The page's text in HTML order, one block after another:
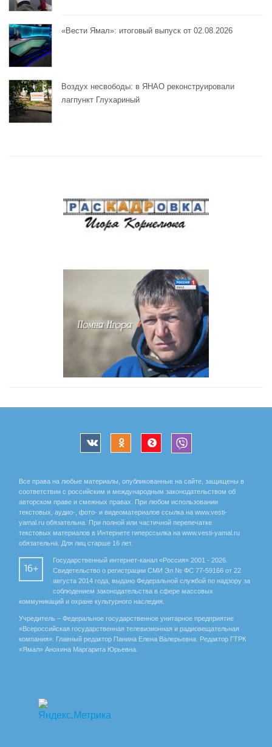
«Вести Ямал»: итоговый выпуск от 02.08.2026
Воздух несвободы: в ЯНАО реконструировали
лагпункт Глухариный
Все права на любые материалы, опубликованные на сайте, защищены в
соответствии с российским и международным законодательством об
авторском праве и смежных правах. При любом использовании
текстовых, аудио-, фото- и видеоматериалов ссылка на www.vesti-
yamal.ru обязательна. При полной или частичной перепечатке
текстовых материалов в Интернете гиперссылка на www.vesti-yamal.ru
обязательна. Для лиц старше 16 лет.
16+
Государственный интернет-канал «Россия» 2001 - 2026.
Свидетельство о регистрации СМИ Эл № ФС 77-59166 от 22
августа 2014 года, выдано Федеральной службой по надзору за
соблюдением законодательства в сфере массовых
коммуникаций и охране культурного наследия.
Учредитель – Федеральное государственное унитарное предприятие
«Всероссийская государственная телевизионная и радиовещательная
компания». Главный редактор Панина Елена Валерьевна. Редактор ГТРК
«Ямал» Анохина Маргарита Юрьевна.